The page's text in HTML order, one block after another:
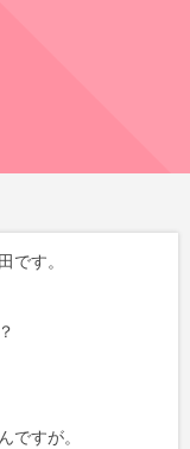
です。
ですが。